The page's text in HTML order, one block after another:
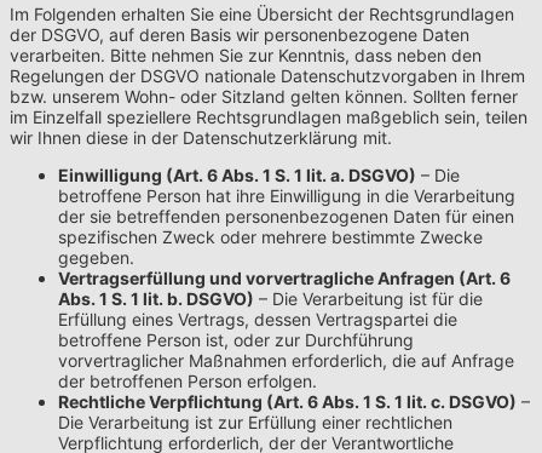
Im Folgenden erhalten Sie eine Übersicht der Rechtsgrundlagen
der DSGVO, auf deren Basis wir personenbezogene Daten
verarbeiten. Bitte nehmen Sie zur Kenntnis, dass neben den
Regelungen der DSGVO nationale Datenschutzvorgaben in Ihrem
bzw. unserem Wohn- oder Sitzland gelten können. Sollten ferner
im Einzelfall speziellere Rechtsgrundlagen maßgeblich sein, teilen
wir Ihnen diese in der Datenschutzerklärung mit.
Einwilligung (Art. 6 Abs. 1 S. 1 lit. a. DSGVO) – Die
betroffene Person hat ihre Einwilligung in die Verarbeitung
der sie betreffenden personenbezogenen Daten für einen
spezifischen Zweck oder mehrere bestimmte Zwecke
gegeben.
Vertragserfüllung und vorvertragliche Anfragen (Art. 6
Abs. 1 S. 1 lit. b. DSGVO) – Die Verarbeitung ist für die
Erfüllung eines Vertrags, dessen Vertragspartei die
betroffene Person ist, oder zur Durchführung
vorvertraglicher Maßnahmen erforderlich, die auf Anfrage
der betroffenen Person erfolgen.
Rechtliche Verpflichtung (Art. 6 Abs. 1 S. 1 lit. c. DSGVO) –
Die Verarbeitung ist zur Erfüllung einer rechtlichen
Verpflichtung erforderlich, der der Verantwortliche